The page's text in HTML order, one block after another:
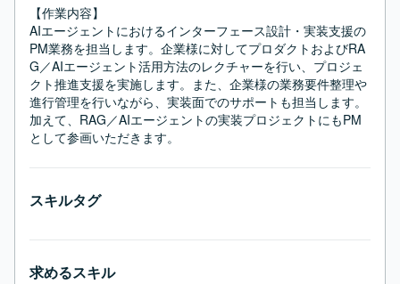
【作業内容】
AIエージェントにおけるインターフェース設計・実装支援の
PM業務を担当します。企業様に対してプロダクトおよびRA
G／AIエージェント活用方法のレクチャーを行い、プロジェ
クト推進支援を実施します。また、企業様の業務要件整理や
進行管理を行いながら、実装面でのサポートも担当します。
加えて、RAG／AIエージェントの実装プロジェクトにもPM
として参画いただきます。
スキルタグ
求めるスキル